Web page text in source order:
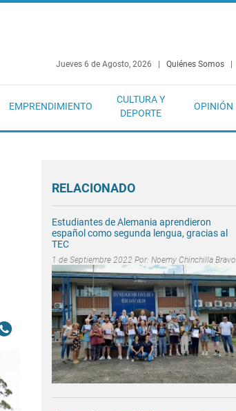
Jueves 6 de Agosto, 2026 Quiénes Somos
EMPRENDIMIENTO
CULTURA Y
DEPORTE
OPINIÓN
RELACIONADO
Estudiantes de Alemania aprendieron
español como segunda lengua, gracias al
TEC
1 de Septiembre 2022 Por: Noemy Chinchilla Bravo